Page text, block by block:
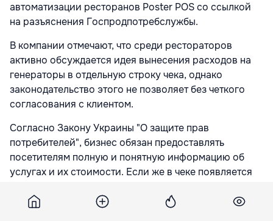
автоматизации ресторанов Poster POS со ссылкой
на разъяснения Госпродпотребслужбы.
В компании отмечают, что среди рестораторов
активно обсуждается идея вынесения расходов на
генераторы в отдельную строку чека, однако
законодательство этого не позволяет без четкого
согласования с клиентом.
Согласно Закону Украины "О защите прав
потребителей", бизнес обязан предоставлять
посетителям полную и понятную информацию об
услугах и их стоимости. Если же в чеке появляется
фактически не заказывал, это может расцениваться